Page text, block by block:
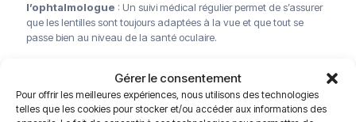
Gérer le consentement
Pour offrir les meilleures expériences, nous utilisons des technologies
telles que les cookies pour stocker et/ou accéder aux informations des
l’ophtalmologue : Un suivi médical régulier permet de s’assurer
que les lentilles sont toujours adaptées à la vue et que tout se
passe bien au niveau de la santé oculaire.
Conclusion
Passer aux lentilles de contact peut grandement améliorer la
qualité de vie des adolescents, à condition qu’ils soient prêts à en